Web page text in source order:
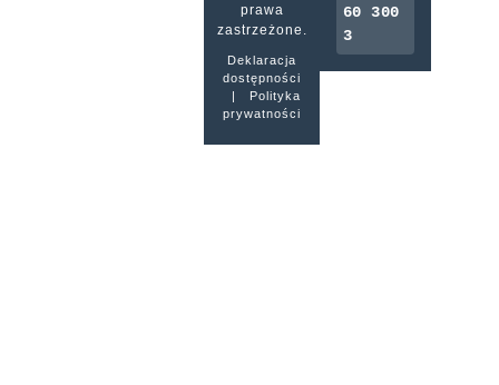
prawa
zastrzeżone.
Deklaracja
dostępności
|
Polityka
prywatności
60 300
3